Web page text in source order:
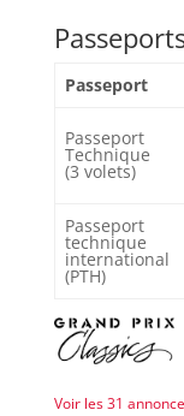
Passeport
Passeport
Technique
(3 volets)
Passeport
technique
international
(PTH)
Voir les 31